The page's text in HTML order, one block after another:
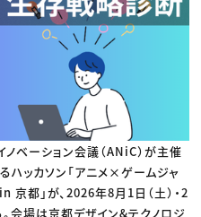
つながる×メディア
ベーション会議（ANiC）が主催
ハッカソン「アニメ×ゲームジャ
都」が、2026年8月1日（土）・2
会場は京都デザイン&テクノロジ